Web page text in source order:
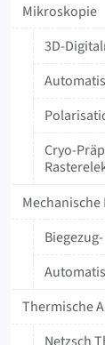
Mikroskopie
3D-
Cryo-
Thermische